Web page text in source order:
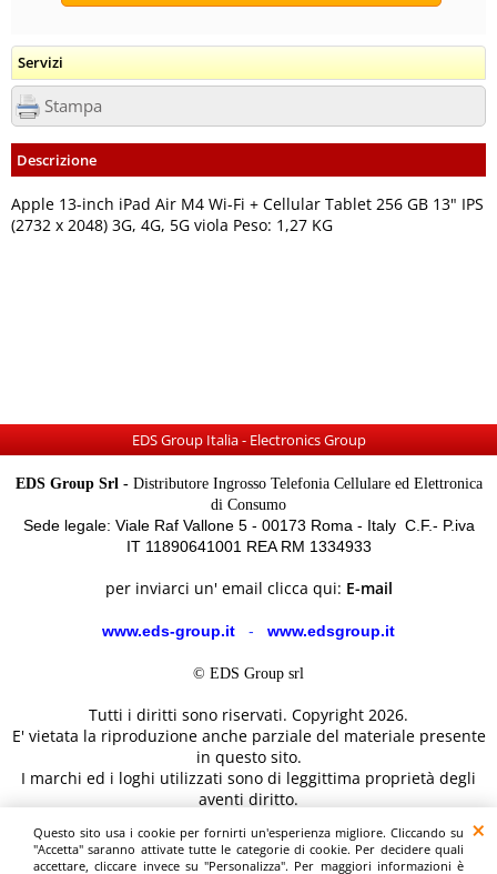
Questo sito usa i cookie per fornirti un'esperienza migliore. Cliccando su
"Accetta" saranno attivate tutte le categorie di cookie. Per decidere quali
accettare, cliccare invece su "Personalizza". Per maggiori informazioni è
Servizi
Stampa
Descrizione
Apple 13-inch iPad Air M4 Wi-Fi + Cellular Tablet 256 GB 13" IPS
(2732 x 2048) 3G, 4G, 5G viola Peso: 1,27 KG
EDS Group Italia - Electronics Group
EDS Group Srl -Distributore Ingrosso Telefonia Cellulare ed Elettronica
di Consumo
Sede legale: Viale Raf Vallone 5 - 00173 Roma - Italy C.F.- P.iva
IT 11890641001 REA RM 1334933
per inviarci un' email clicca qui: E-mail
www.eds-group.it - www.edsgroup.it
© EDS Group srl
Tutti i diritti sono riservati. Copyright 2026.
E' vietata la riproduzione anche parziale del materiale presente
in questo sito.
I marchi ed i loghi utilizzati sono di leggittima proprietà degli
aventi diritto.
scopo illustrativo fanno fede i dettagli sul sito del costruttore.